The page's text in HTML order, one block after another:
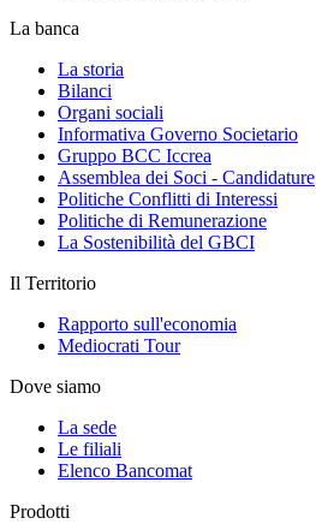
La banca
La storia
Bilanci
Organi sociali
Informativa Governo Societario
Gruppo BCC Iccrea
Assemblea dei Soci - Candidature
Politiche Conflitti di Interessi
Politiche di Remunerazione
La Sostenibilità del GBCI
Il Territorio
Rapporto sull'economia
Mediocrati Tour
Dove siamo
La sede
Le filiali
Elenco Bancomat
Prodotti